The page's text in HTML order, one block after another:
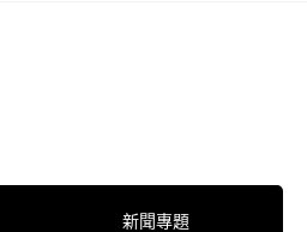
新聞專題